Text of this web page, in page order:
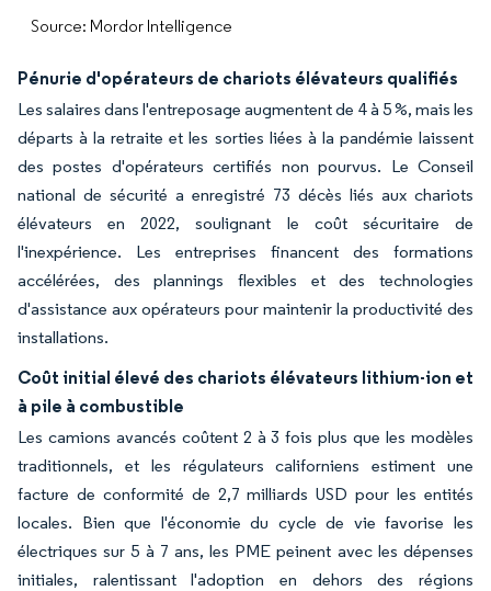
Source: Mordor Intelligence
Pénurie d'opérateurs de chariots élévateurs qualifiés
Les salaires dans l'entreposage augmentent de 4 à 5 %, mais les
départs à la retraite et les sorties liées à la pandémie laissent
des postes d'opérateurs certifiés non pourvus. Le Conseil
national de sécurité a enregistré 73 décès liés aux chariots
élévateurs en 2022, soulignant le coût sécuritaire de
l'inexpérience. Les entreprises financent des formations
accélérées, des plannings flexibles et des technologies
d'assistance aux opérateurs pour maintenir la productivité des
installations.
Coût initial élevé des chariots élévateurs lithium-ion et
à pile à combustible
Les camions avancés coûtent 2 à 3 fois plus que les modèles
traditionnels, et les régulateurs californiens estiment une
facture de conformité de 2,7 milliards USD pour les entités
locales. Bien que l'économie du cycle de vie favorise les
électriques sur 5 à 7 ans, les PME peinent avec les dépenses
initiales, ralentissant l'adoption en dehors des régions